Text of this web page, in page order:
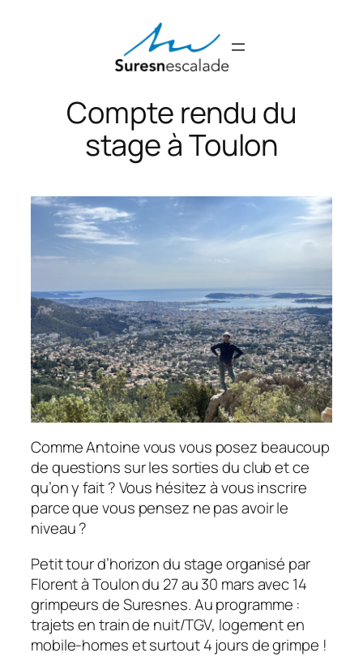
Compte rendu du
stage à Toulon
Comme Antoine vous vous posez beaucoup
de questions sur les sorties du club et ce
qu’on y fait ? Vous hésitez à vous inscrire
parce que vous pensez ne pas avoir le
niveau ?
Petit tour d’horizon du stage organisé par
Florent à Toulon du 27 au 30 mars avec 14
grimpeurs de Suresnes. Au programme :
trajets en train de nuit/TGV, logement en
mobile-homes et surtout 4 jours de grimpe !